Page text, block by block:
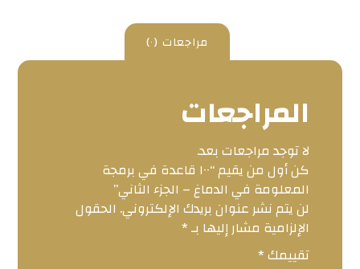
مراجعات (٠)
المراجعات
لا توجد مراجعات بعد.
كن أول من يقيم “١٠٠ قاعدة في برمجة
المعلومة في الدماغ – الجزء الثاني”
لن يتم نشر عنوان بريدك الإلكتروني. الحقول
الإلزامية مشار إليها بـ*
تقييمك*